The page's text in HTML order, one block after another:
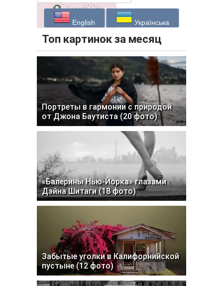
English Українська
Топ картинок за месяц
Портреты в гармонии с природой
от Джона Баутиста (20 фото)
«Балерины Нью-Йорка» глазами
Дэйна Шитаги (18 фото)
Забытые уголки в Калифорнийской
пустыне (12 фото)